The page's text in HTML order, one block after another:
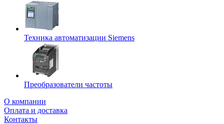
Техника автоматизации Siemens
Преобразователи частоты
О компании
Оплата и доставка
Контакты